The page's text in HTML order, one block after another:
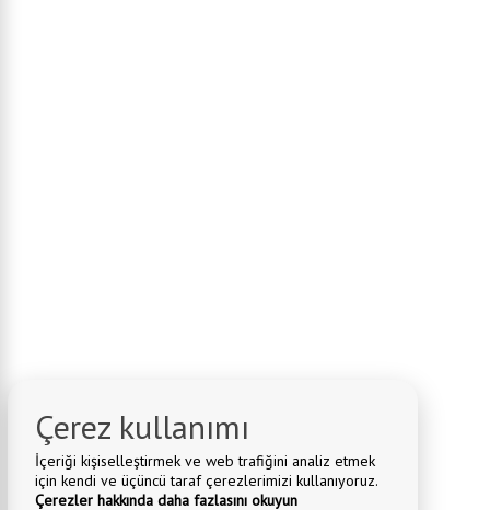
Çerez kullanımı
İçeriği kişiselleştirmek ve web trafiğini analiz etmek
için kendi ve üçüncü taraf çerezlerimizi kullanıyoruz.
Çerezler hakkında daha fazlasını okuyun